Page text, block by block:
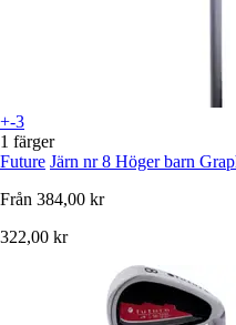
+-3
1 färger
Future Järn nr 8 Höger barn
Från 384,00 kr
322,00 kr